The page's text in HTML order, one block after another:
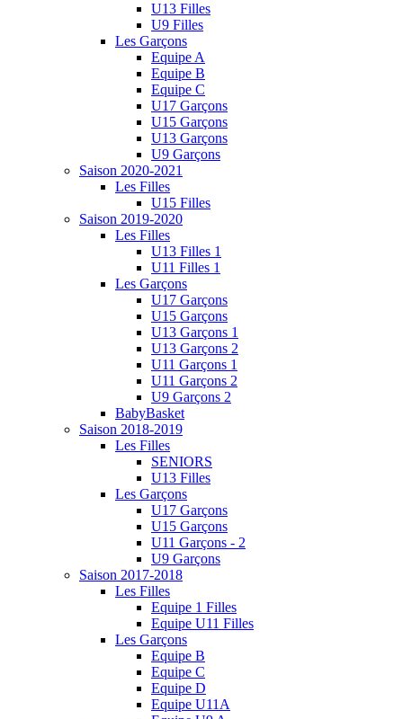
U13 Filles
U9 Filles
Les Garçons
Equipe A
Equipe B
Equipe C
U17 Garçons
U15 Garçons
U13 Garçons
U9 Garçons
Saison 2020-2021
Les Filles
U15 Filles
Saison 2019-2020
Les Filles
U13 Filles 1
U11 Filles 1
Les Garçons
U17 Garçons
U15 Garçons
U13 Garçons 1
U13 Garçons 2
U11 Garçons 1
U11 Garçons 2
U9 Garçons 2
BabyBasket
Saison 2018-2019
Les Filles
SENIORS
U13 Filles
Les Garçons
U17 Garçons
U15 Garçons
U11 Garçons - 2
U9 Garçons
Saison 2017-2018
Les Filles
Equipe 1 Filles
Equipe U11 Filles
Les Garçons
Equipe B
Equipe C
Equipe D
Equipe U11A